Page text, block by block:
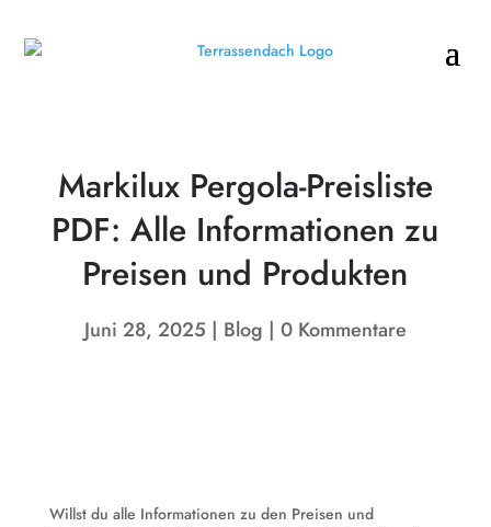
Markilux Pergola-Preisliste
PDF: Alle Informationen zu
Preisen und Produkten
Juni 28, 2025 Blog 0 Kommentare
Willst du alle Informationen zu den Preisen und